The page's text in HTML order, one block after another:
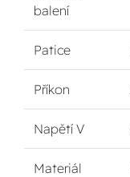
balení
Patice
Příkon
Napětí V
Materiál